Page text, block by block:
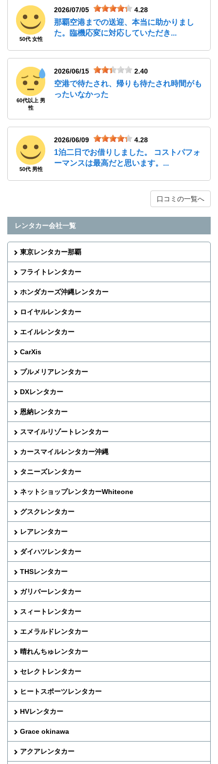
50代 女性
2026/07/05 4.28
那覇空港までの送迎、本当に助かりまし
た。臨機応変に対応していただき...
60代以上 男
性
2026/06/15 2.40
空港で待たされ、帰りも待たされ時間がも
ったいなかった
50代 男性
2026/06/09 4.28
1泊二日でお借りしました。 コストパフォ
ーマンスは最高だと思います。...
口コミの一覧へ
レンタカー会社一覧
東京レンタカー那覇
フライトレンタカー
ホンダカーズ沖縄レンタカー
ロイヤルレンタカー
エイルレンタカー
CarXis
プルメリアレンタカー
DXレンタカー
恩納レンタカー
スマイルリゾートレンタカー
カースマイルレンタカー沖縄
タニーズレンタカー
ネットショップレンタカーWhiteone
グスクレンタカー
レアレンタカー
ダイハツレンタカー
THSレンタカー
ガリバーレンタカー
スィートレンタカー
エメラルドレンタカー
晴れんちゅレンタカー
セレクトレンタカー
ヒートスポーツレンタカー
HVレンタカー
Grace okinawa
アクアレンタカー